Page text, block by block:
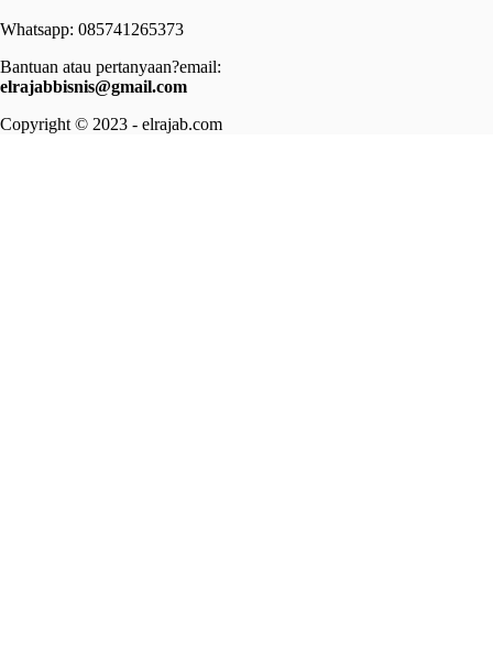
Whatsapp: 085741265373
Bantuan atau pertanyaan?email:
elrajabbisnis@gmail.com
Copyright © 2023 - elrajab.com